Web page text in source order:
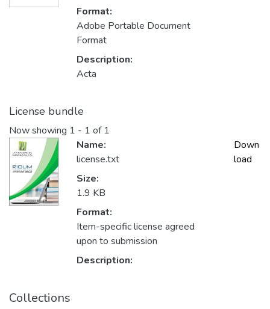
Format:
Adobe Portable Document
Format
Description:
Acta
License bundle
Now showing 1 - 1 of 1
Name:
license.txt
Size:
1.9 KB
Format:
Item-specific license agreed
upon to submission
Description:
Down
load
Collections